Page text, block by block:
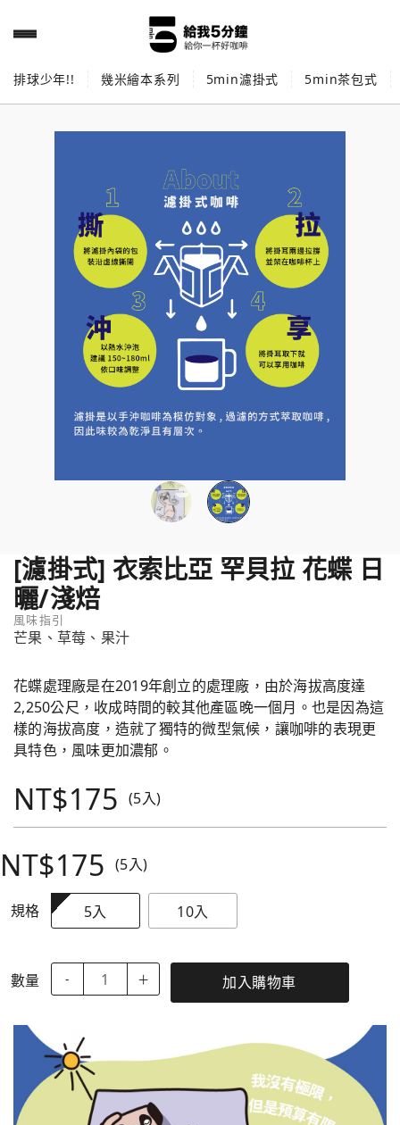
排球少年!! 幾米繪本系列 5min濾掛式 5min茶包式
[濾掛式] 衣索比亞 罕貝拉 花蝶 日
曬/淺焙
風味指引
芒果、草莓、果汁
花蝶處理廠是在2019年創立的處理廠，由於海拔高度達
2,250公尺，收成時間的較其他產區晚一個月。也是因為這
樣的海拔高度，造就了獨特的微型氣候，讓咖啡的表現更
具特色，風味更加濃郁。
NT$175 (5入)
NT$175 (5入)
規格 5入 10入
數量 - ＋ 加入購物車